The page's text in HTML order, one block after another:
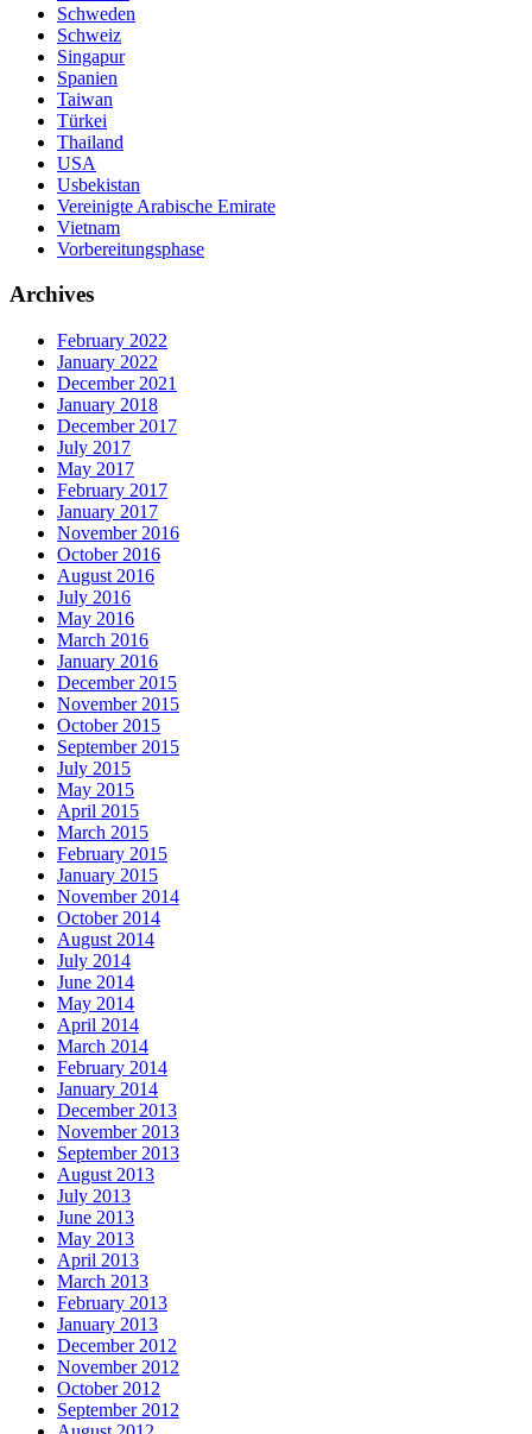
Schweden
Schweiz
Singapur
Spanien
Taiwan
Türkei
Thailand
USA
Usbekistan
Vereinigte Arabische Emirate
Vietnam
Vorbereitungsphase
Archives
February 2022
January 2022
December 2021
January 2018
December 2017
July 2017
May 2017
February 2017
January 2017
November 2016
October 2016
August 2016
July 2016
May 2016
March 2016
January 2016
December 2015
November 2015
October 2015
September 2015
July 2015
May 2015
April 2015
March 2015
February 2015
January 2015
November 2014
October 2014
August 2014
July 2014
June 2014
May 2014
April 2014
March 2014
February 2014
January 2014
December 2013
November 2013
September 2013
August 2013
July 2013
June 2013
May 2013
April 2013
March 2013
February 2013
January 2013
December 2012
November 2012
October 2012
September 2012